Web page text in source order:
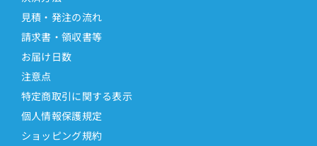
見積・発注の流れ
請求書・領収書等
お届け日数
注意点
特定商取引に関する表示
個人情報保護規定
ショッピング規約